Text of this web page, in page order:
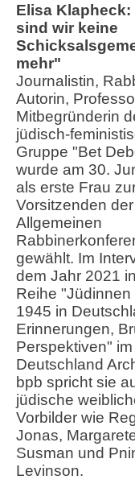
Elisa Klapheck:
sind wir keine
mehr"
Journalistin,
Autorin,
Mitbegründerin
jüdisch-
Gruppe "Bet
wurde am 30.
als erste Frau
Vorsitzenden der
Allgemeinen
gewählt. Im
dem Jahr 2021
Reihe "Jüdinnen
1945 in
Erinnerungen,
Perspektiven" im
Deutschland
bpb spricht sie
jüdische
Vorbilder wie
Jonas,
Susman und
Levinson.